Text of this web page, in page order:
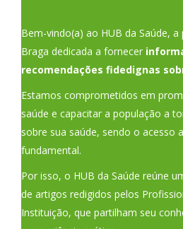
Bem-vindo(a) ao HUB da Saúde,
Braga dedicada a fornecer
recomendações fidedignas
Estamos comprometidos em
saúde e capacitar a população a
sobre sua saúde, sendo o acesso
fundamental.
Por isso, o HUB da Saúde reúne
de artigos redigidos pelos
Instituição, que partilham seu